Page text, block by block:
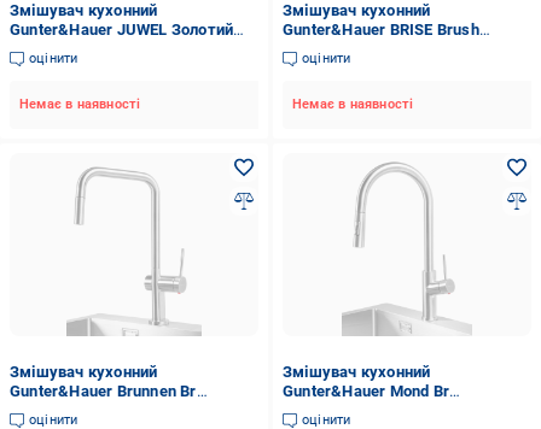
Змішувач кухонний
Gunter&Hauer JUWEL Золотий
(23346)
оцінити
Немає в наявності
Змішувач кухонний
Gunter&Hauer BRISE Brush
Нержавіюча сталь (22402)
оцінити
Немає в наявності
Змішувач кухонний
Gunter&Hauer Brunnen Br
Нержавіюча сталь (22288)
оцінити
Змішувач кухонний
Gunter&Hauer Mond Br
Нержавіюча сталь (22291)
оцінити